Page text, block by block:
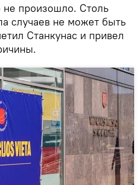
произошло. Столь
случаев не может быть
Станкунас и привел